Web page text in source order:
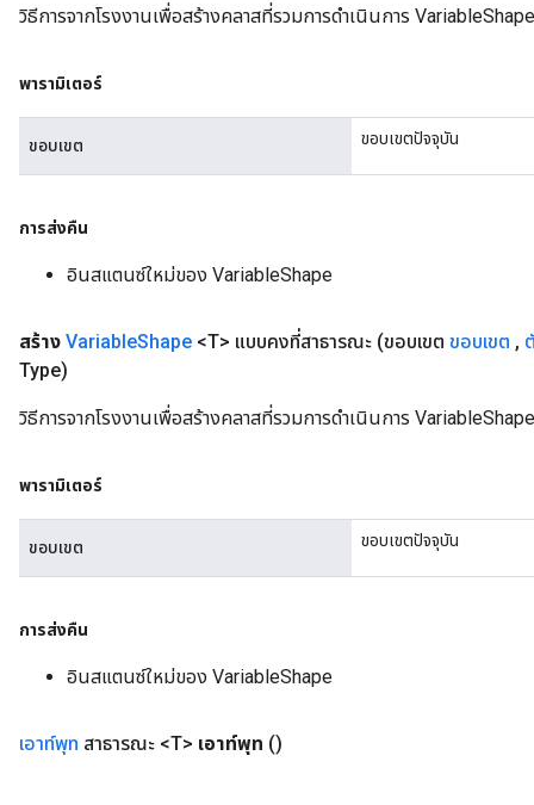
วิธีการจากโรงงานเพื่อสร้างคลาสที่รวมการดำเนินการ
พารามิเตอร์
ขอบเขต ขอบเขตปัจจุบัน
การส่งคืน
อินสแตนซ์ใหม่ของ VariableShape
สร้าง VariableShape <T> แบบคงที่สาธารณะ (ขอบเขต ขอบเขต ,
Type)
วิธีการจากโรงงานเพื่อสร้างคลาสที่รวมการดำเนินการ
พารามิเตอร์
ขอบเขต ขอบเขตปัจจุบัน
การส่งคืน
อินสแตนซ์ใหม่ของ VariableShape
เอาท์พุท สาธารณะ <T> เอาท์พุท ()